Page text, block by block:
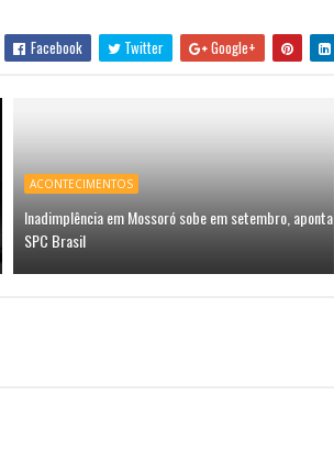
Facebook Twitter Google+
ACONTECIMENTOS
Inadimplência em Mossoró sobe em setembro, aponta
SPC Brasil